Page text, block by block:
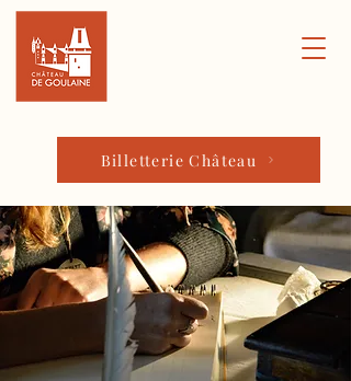
Billetterie Château